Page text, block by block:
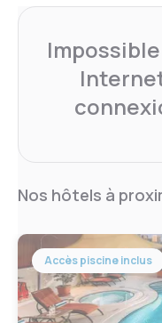
Nos hôtels à
Accès piscine inclus